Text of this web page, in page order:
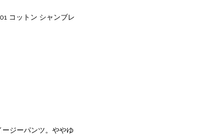
コットン シャンブレ
ジーパンツ。ややゆ